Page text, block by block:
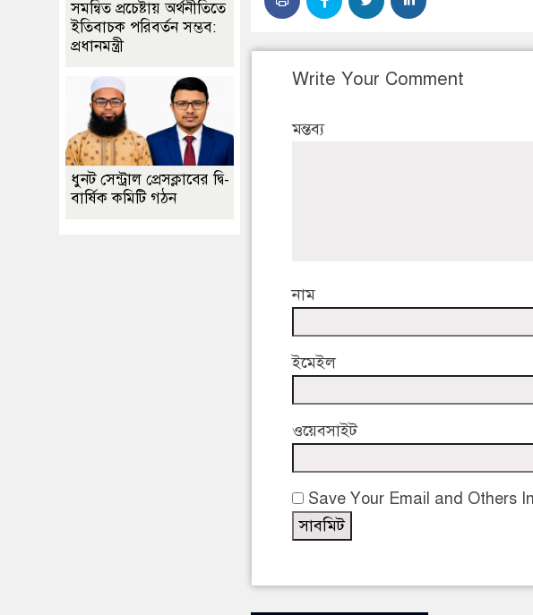
Write Your Comment
মন্তব্য
নাম
ইমেইল
ওয়েবসাইট
Save Your Email and Others
সমন্বিত প্রচেষ্টায় অর্থনীতিতে
ইতিবাচক পরিবর্তন সম্ভব:
প্রধানমন্ত্রী
ধুনট সেন্ট্রাল প্রেসক্লাবের দ্বি-
বার্ষিক কমিটি গঠন